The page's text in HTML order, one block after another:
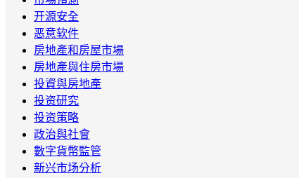
开源安全
恶意软件
房地產和房屋市場
房地產與住房市場
投資與房地產
投资研究
投资策略
政治與社會
數字貨幣監管
新兴市场分析